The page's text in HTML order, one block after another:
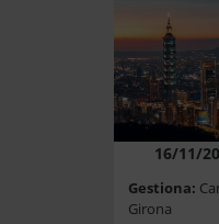
16/11/
Gestiona:
Girona